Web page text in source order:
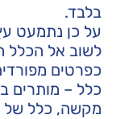
בלבד.
על כן נתמעט
לשוב אל הכלל
כפרטים
כלל – מותרים
מקשה, כלל של